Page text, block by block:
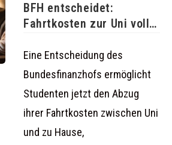
BFH entscheidet:
Fahrtkosten zur Uni voll
Eine Entscheidung des
Bundesfinanzhofs ermöglicht
Studenten jetzt den Abzug
ihrer Fahrtkosten zwischen Uni
und zu Hause,